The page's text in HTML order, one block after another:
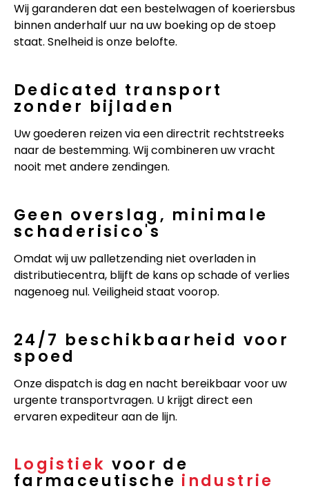
Wij garanderen dat een bestelwagen of koeriersbus
binnen anderhalf uur na uw boeking op de stoep
staat. Snelheid is onze belofte.
Dedicated transport
zonder bijladen
Uw goederen reizen via een directrit rechtstreeks
naar de bestemming. Wij combineren uw vracht
nooit met andere zendingen.
Geen overslag, minimale
schaderisico's
Omdat wij uw palletzending niet overladen in
distributiecentra, blijft de kans op schade of verlies
nagenoeg nul. Veiligheid staat voorop.
24/7 beschikbaarheid voor
spoed
Onze dispatch is dag en nacht bereikbaar voor uw
urgente transportvragen. U krijgt direct een
ervaren expediteur aan de lijn.
Logistiek voor de
farmaceutische industrie